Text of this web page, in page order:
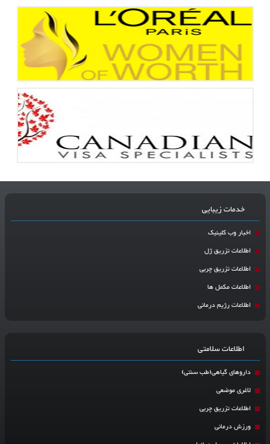
خدمات زیبایی
اخبار وب کلینیک
اطلاعات تزریق ژل
اطلاعات تزریق چربی
اطلاعات مکمل ها
اطلاعات رژیم درمانی
اطلاعات سلامتی
داروهای گیاهی(طب سنتی)
لاغری موضعی
اطلاعات تزریق چربی
ورزش درمانی